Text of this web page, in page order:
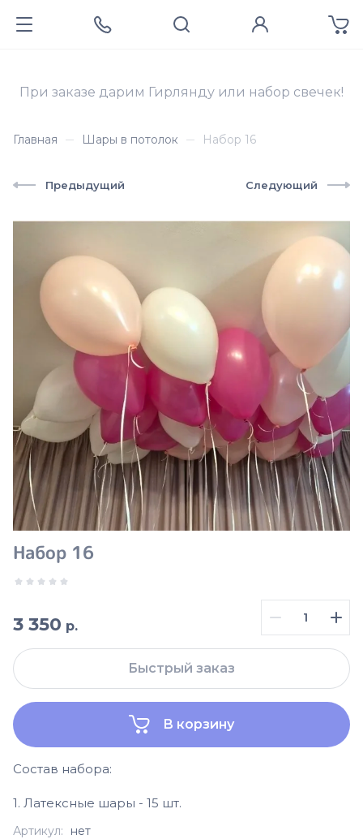
При заказе дарим Гирлянду или набор свечек!
Главная Шары в потолок Набор 16
Предыдущий Следующий
Набор 16
3 350 р.
В корзину
Быстрый заказ
Состав набора:
1. Латексные шары - 15 шт.
Артикул: нет